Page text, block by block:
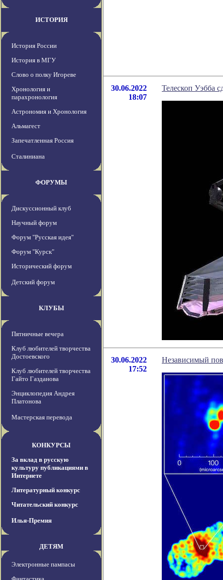
ИСТОРИЯ
История России
История в МГУ
Слово о полку Игореве
Хронология и
парахронология
Астрономия и Хронология
Альмагест
Запечатленная Россия
Сталиниана
ФОРУМЫ
Дискуссионный клуб
Научный форум
Форум "Русская идея"
Форум "Курск"
Исторический форум
Детский форум
КЛУБЫ
Пятничные вечера
Клуб любителей творчества
Достоевского
Клуб любителей творчества
Гайто Газданова
Энциклопедия Андрея
Платонова
Мастерская перевода
КОНКУРСЫ
За вклад в русскую
культуру публикациями в
Интернете
Литературный конкурс
Читательский конкурс
Илья-Премия
ДЕТЯМ
Электронные пампасы
30.06.2022
18:07
Телескоп Уэбба
30.06.2022
17:52
Независимый